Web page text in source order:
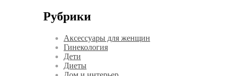
Рубрики
Аксессуары для женщин
Гинекология
Дети
Диеты